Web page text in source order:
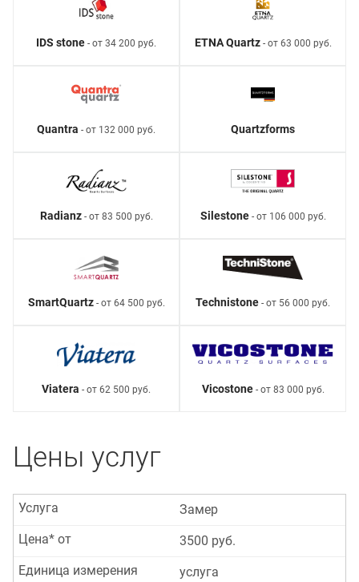
IDS stone - от 34 200 руб. ETNA Quartz- от 63 000 руб.
Quantra - от 132 000 руб. Quartzforms
Radianz- от 83 500 руб. Silestone- от 106 000 руб.
SmartQuartz- от 64 500 руб. Technistone - от 56 000 руб.
Viatera - от 62 500 руб. Vicostone- от 83 000 руб.
Цены услуг
Замер
Услуга
3500 руб.
Цена* от
услуга
Единица измерения